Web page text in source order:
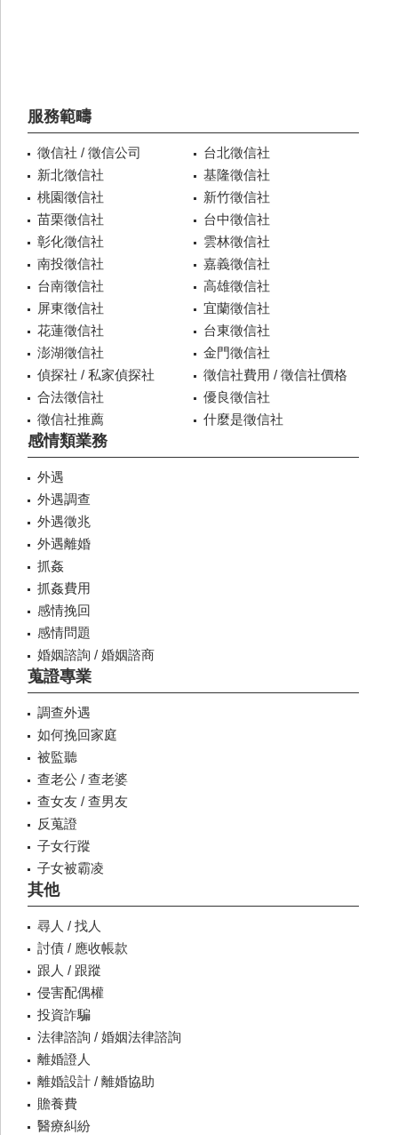
服務範疇
徵信社 / 徵信公司
台北徵信社
新北徵信社
基隆徵信社
桃園徵信社
新竹徵信社
苗栗徵信社
台中徵信社
彰化徵信社
雲林徵信社
南投徵信社
嘉義徵信社
台南徵信社
高雄徵信社
屏東徵信社
宜蘭徵信社
花蓮徵信社
台東徵信社
澎湖徵信社
金門徵信社
偵探社 / 私家偵探社
徵信社費用 / 徵信社價格
合法徵信社
優良徵信社
徵信社推薦
什麼是徵信社
感情類業務
外遇
外遇調查
外遇徵兆
外遇離婚
抓姦
抓姦費用
感情挽回
感情問題
婚姻諮詢 / 婚姻諮商
蒐證專業
調查外遇
如何挽回家庭
被監聽
查老公 / 查老婆
查女友 / 查男友
反蒐證
子女行蹤
子女被霸凌
其他
尋人 / 找人
討債 / 應收帳款
跟人 / 跟蹤
侵害配偶權
投資詐騙
法律諮詢 / 婚姻法律諮詢
離婚證人
離婚設計 / 離婚協助
贍養費
醫療糾紛